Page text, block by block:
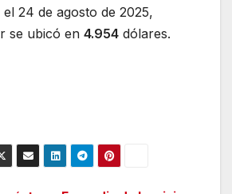
24 de agosto de 2025,
se ubicó en 4.954 dólares.